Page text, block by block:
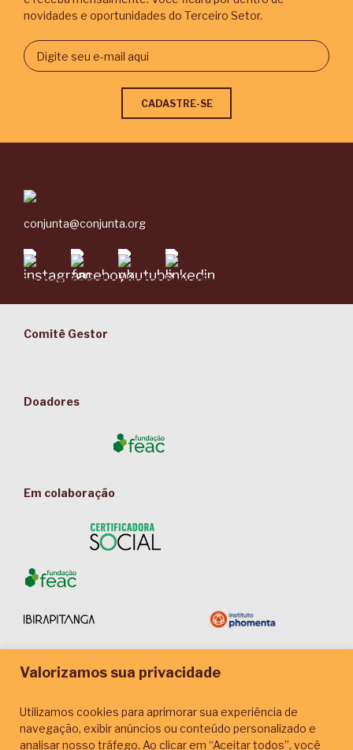
Valorizamos sua privacidade
Utilizamos cookies para aprimorar sua experiência de
navegação, exibir anúncios ou conteúdo personalizado e
analisar nosso tráfego. Ao clicar em “Aceitar todos”, você
novidades e oportunidades do Terceiro Setor.
conjunta@conjunta.org
Comitê Gestor
Doadores
Em colaboração